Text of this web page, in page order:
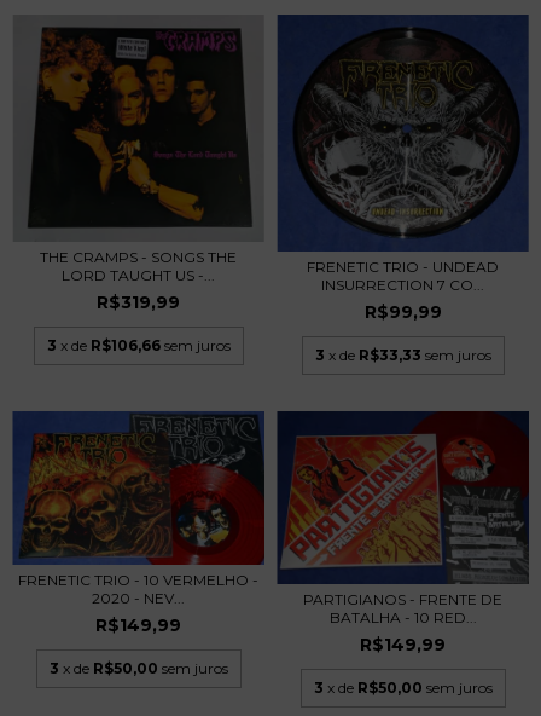
THE CRAMPS - SONGS THE
LORD TAUGHT US -...
R$319,99
3 x de R$106,66 sem juros
FRENETIC TRIO - UNDEAD
INSURRECTION 7 CO...
R$99,99
3 x de R$33,33 sem juros
FRENETIC TRIO - 10 VERMELHO -
2020 - NEV...
R$149,99
3 x de R$50,00 sem juros
PARTIGIANOS - FRENTE DE
BATALHA - 10 RED...
R$149,99
3 x de R$50,00 sem juros